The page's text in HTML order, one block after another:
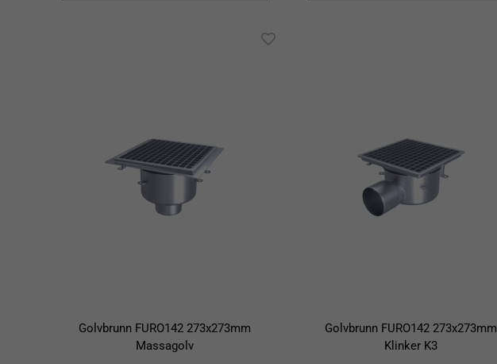
Golvbrunn FURO142 273x273mm
Massagolv
Golvbrunn FURO142 273x273mm
Klinker K3